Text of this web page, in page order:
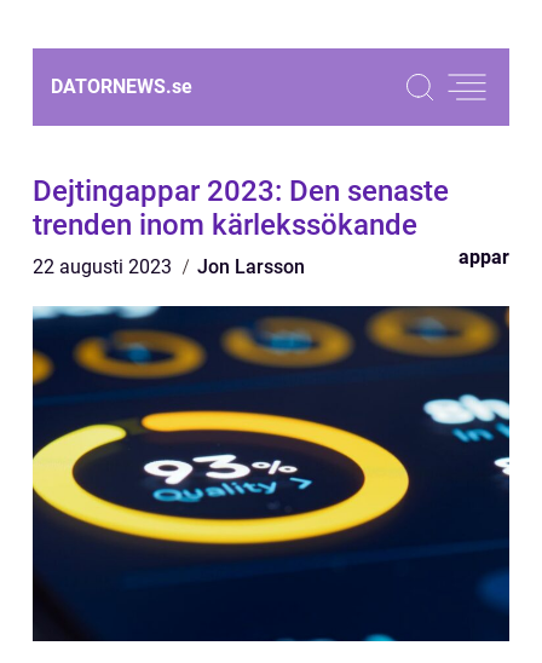
DATORNEWS.se
Dejtingappar 2023: Den senaste
trenden inom kärlekssökande
22 augusti 2023 Jon Larsson appar